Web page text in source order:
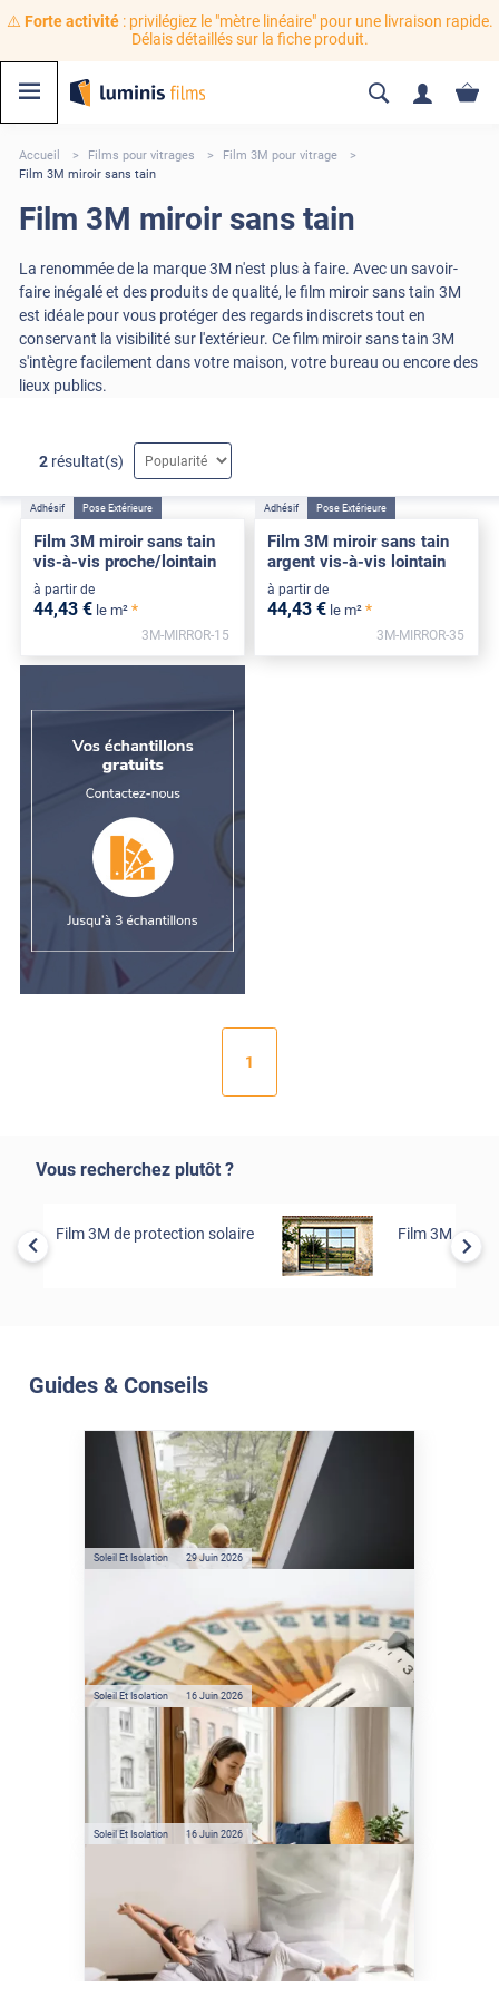
⚠️ Forte activité: privilégiez le "mètre linéaire" pour une livraison rapide.
Délais détaillés sur la fiche produit.
Accueil Films pour vitrages
Film 3M pour vitrage
Film 3M miroir sans tain
Film 3M miroir sans tain
La renommée de la marque 3M n'est plus à faire. Avec un savoir-
faire inégalé et des produits de qualité, le film miroir sans tain 3M
est idéale pour vous protéger des regards indiscrets tout en
conservant la visibilité sur l'extérieur. Ce film miroir sans tain 3M
s'intègre facilement dans votre maison, votre bureau ou encore des
lieux publics.
2 résultat(s)
Adhésif Pose Extérieure
Film 3M miroir sans tain
vis-à-vis proche/lointain
à partir de
44,43 € le m² *
3M-MIRROR-15
Adhésif Pose Extérieure
Film 3M miroir sans tain
argent vis-à-vis lointain
à partir de
44,43 € le m² *
3M-MIRROR-35
1
Vous recherchez plutôt ?
Film 3M de protection solaire Film 3M de
Guides & Conseils
Véranda et Velux : Comment
bloquer jusqu'à 80% de
l'énergie solaire sans
climatisation ?
Soleil Et Isolation 29 Juin 2026
Film anti-chaleur : quelles
sont les économies d’énergie
réelles ?
Soleil Et Isolation 16 Juin 2026
Préservez votre logement de
la chaleur : les conseils de
Jamy de C'est Pas Sorcier
Soleil Et Isolation 16 Juin 2026
Comment protéger sa
maison de la chaleur sans
climatisation ?